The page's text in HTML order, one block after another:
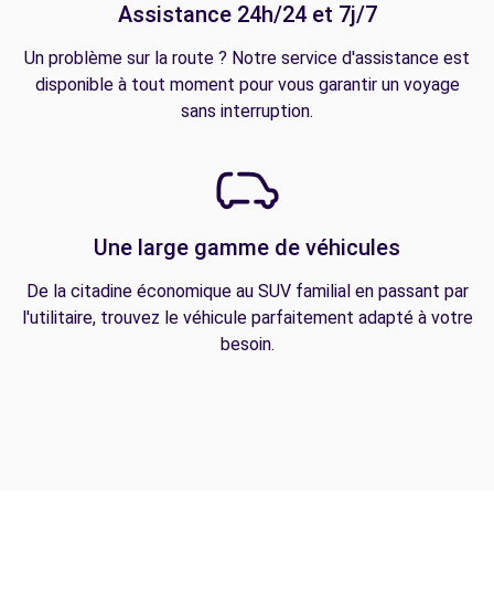
Assistance 24h/24 et 7j/7
Un problème sur la route ? Notre service d'assistance est
disponible à tout moment pour vous garantir un voyage
sans interruption.
Une large gamme de véhicules
De la citadine économique au SUV familial en passant par
l'utilitaire, trouvez le véhicule parfaitement adapté à votre
besoin.